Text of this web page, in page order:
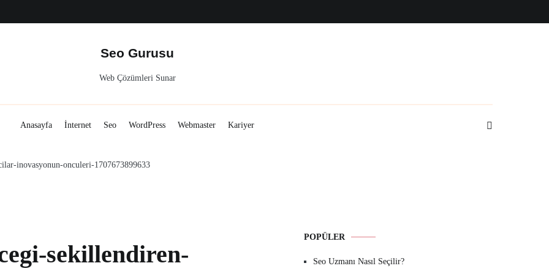
Seo Gurusu
Web Çözümleri Sunar
Anasayfa İnternet Seo WordPress Webmaster Kariyer
inovasyonun-onculeri-1707673899633
sekillendiren-
POPÜLER
Seo Uzmanı Nasıl Seçilir?